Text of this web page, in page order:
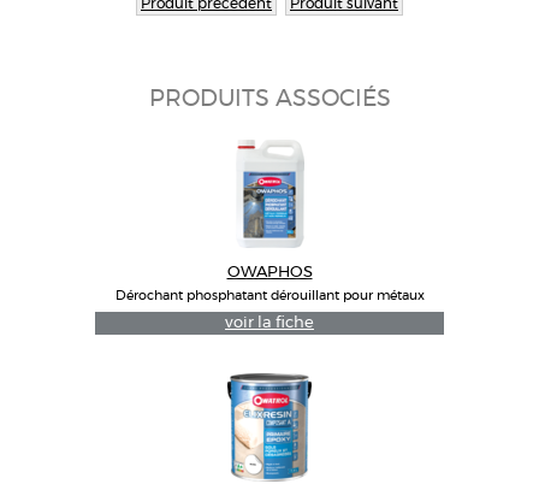
Produit précédent Produit suivant
PRODUITS ASSOCIÉS
OWAPHOS
Dérochant phosphatant dérouillant pour métaux
voir la fiche